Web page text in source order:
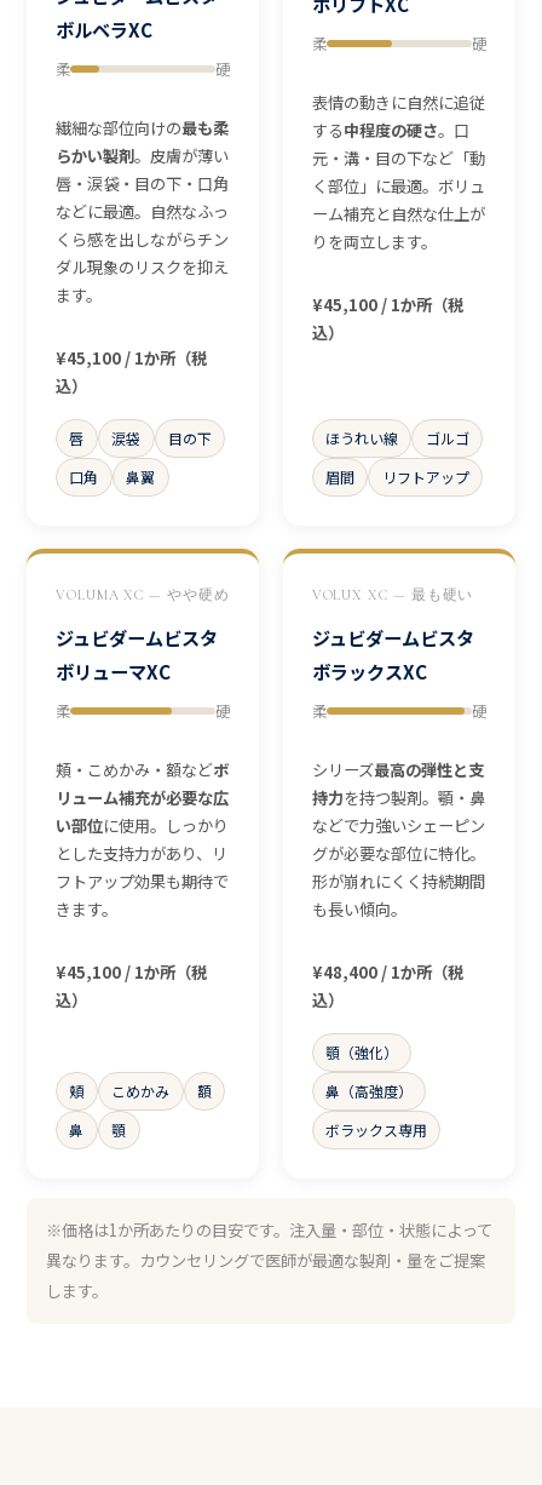
ボルベラXC
柔 硬
繊細な部位向けの最も柔
らかい製剤。皮膚が薄い
唇・涙袋・目の下・口角
などに最適。自然なふっ
くら感を出しながらチン
ダル現象のリスクを抑え
ます。
¥45,100 / 1か所（税
込）
唇 涙袋
目の下
口角
鼻翼
柔 硬
表情の動きに自然に追従
する中程度の硬さ。口
元・溝・目の下など「動
く部位」に最適。ボリュ
ーム補充と自然な仕上が
りを両立します。
¥45,100 / 1か所（税
込）
ほうれい線
ゴルゴ
眉間
リフトアップ
VOLUMA XC — やや硬め
ジュビダームビスタ
ボリューマXC
柔 硬
頬・こめかみ・額などボ
リューム補充が必要な広
い部位に使用。しっかり
とした支持力があり、リ
フトアップ効果も期待で
きます。
¥45,100 / 1か所（税
込）
頬 こめかみ
額
鼻
顎
VOLUX XC — 最も硬い
ジュビダームビスタ
ボラックスXC
柔 硬
シリーズ最高の弾性と支
持力を持つ製剤。顎・鼻
などで力強いシェーピン
グが必要な部位に特化。
形が崩れにくく持続期間
も長い傾向。
¥48,400 / 1か所（税
込）
顎（強化）
鼻（高強度）
ボラックス専用
※価格は1か所あたりの目安です。注入量・部位・状態によって
異なります。カウンセリングで医師が最適な製剤・量をご提案
します。